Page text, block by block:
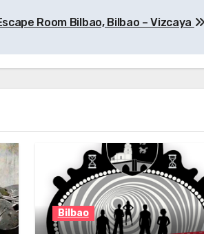
Room Bilbao, Bilbao – Vizcaya
Bilbao